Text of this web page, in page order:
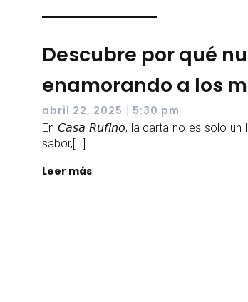
Descubre por qué
enamorando a los
abril 22, 2025 | 5:30 pm
En 𝘊𝘢𝘴𝘢 𝘙𝘶𝘧𝘪𝘯𝘰, la carta no es solo
sabor,[…]
Leer más